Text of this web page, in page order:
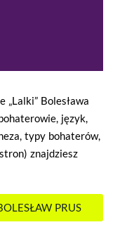
„Lalki” Bolesława
język,
typy bohaterów,
znajdziesz
PRUS